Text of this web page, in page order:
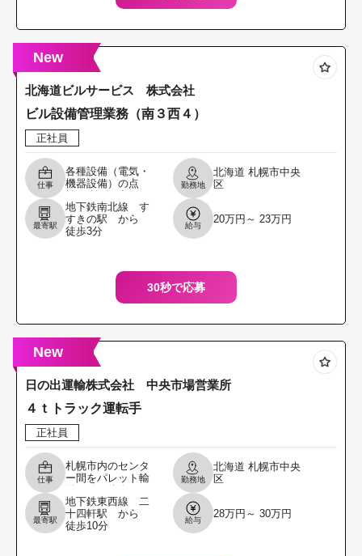
New
北海道ビルサービス 株式会社
ビル設備管理業務（南３西４）
正社員
仕事
各種設備（電気・
機器設備）の点
モニター監視、測
定、機器等のメン
テナンス その他、
勤務地
北海道 札幌市中央
区
最寄駅
地下鉄南北線 す
すきの駅 から
徒歩3分
給与
20万円～ 23万円
30秒で応募
New
日の出運輸株式会社 中央市場営業所
４ｔトラック運転手
正社員
仕事
札幌市内のセンタ
ー間をパレット輸
いただきます ＊３
０代～５０代のド
ライバーが活躍中
勤務地
北海道 札幌市中央
区
最寄駅
地下鉄東西線 二
十四軒駅 から
徒歩10分
給与
28万円～ 30万円